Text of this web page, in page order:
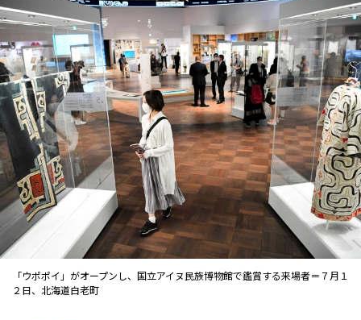
「ウポポイ」がオープンし、国立アイヌ民族博物館で鑑賞する来場者＝７月１
２日、北海道白老町